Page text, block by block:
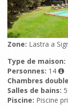
Zone: Lastra a
Type de maison:
Personnes: 14
Chambres
Salles de bains: 5
Piscine: Piscine